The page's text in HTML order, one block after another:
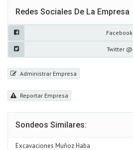
Redes Sociales De La Empresa
Facebook
Twitter @
Administrar Empresa
Reportar Empresa
Sondeos Similares:
Excavaciones Muñoz Haba